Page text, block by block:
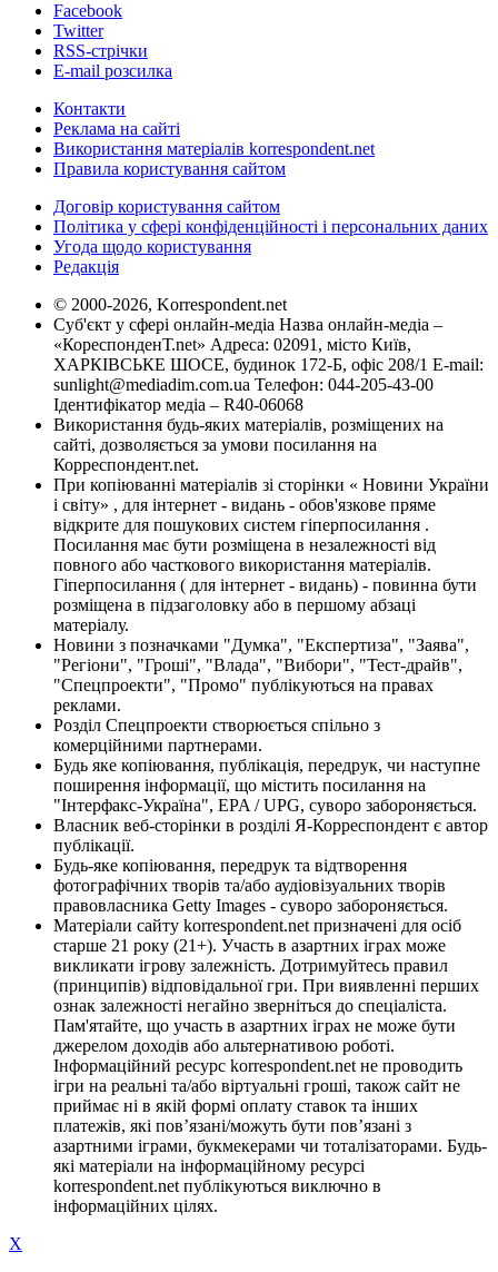
Facebook
Twitter
RSS-стрічки
E-mail розсилка
Контакти
Реклама на сайті
Використання матеріалів korrespondent.net
Правила користування сайтом
Договір користування сайтом
Політика у сфері конфіденційності і персональних даних
Угода щодо користування
Редакція
© 2000-2026, Korrespondent.net
Суб'єкт у сфері онлайн-медіа Назва онлайн-медіа –
«КореспонденТ.net» Адреса: 02091, місто Київ,
ХАРКІВСЬКЕ ШОСЕ, будинок 172-Б, офіс 208/1 E-mail:
sunlight@mediadim.com.ua Телефон: 044-205-43-00
Ідентифікатор медіа – R40-06068
Використання будь-яких матеріалів, розміщених на
сайті, дозволяється за умови посилання на
Корреспондент.net.
При копіюванні матеріалів зі сторінки « Новини України
і світу» , для інтернет - видань - обов'язкове пряме
відкрите для пошукових систем гіперпосилання .
Посилання має бути розміщена в незалежності від
повного або часткового використання матеріалів.
Гіперпосилання ( для інтернет - видань) - повинна бути
розміщена в підзаголовку або в першому абзаці
матеріалу.
Новини з позначками "Думка", "Експертиза", "Заява",
"Регіони", "Гроші", "Влада", "Вибори", "Тест-драйв",
"Спецпроекти", "Промо" публікуються на правах
реклами.
Розділ Спецпроекти створюється спільно з
комерційними партнерами.
Будь яке копіювання, публікація, передрук, чи наступне
поширення інформації, що містить посилання на
"Інтерфакс-Україна", EPA / UPG, суворо забороняється.
Власник веб-сторінки в розділі Я-Корреспондент є автор
публікації.
Будь-яке копіювання, передрук та відтворення
фотографічних творів та/або аудіовізуальних творів
правовласника Getty Images - суворо забороняється.
Матеріали сайту korrespondent.net призначені для осіб
старше 21 року (21+). Участь в азартних іграх може
викликати ігрову залежність. Дотримуйтесь правил
(принципів) відповідальної гри. При виявленні перших
ознак залежності негайно зверніться до спеціаліста.
Пам'ятайте, що участь в азартних іграх не може бути
джерелом доходів або альтернативою роботі.
Інформаційний ресурс korrespondent.net не проводить
ігри на реальні та/або віртуальні гроші, також сайт не
приймає ні в якій формі оплату ставок та інших
платежів, які пов’язані/можуть бути пов’язані з
азартними іграми, букмекерами чи тоталізаторами. Будь-
які матеріали на інформаційному ресурсі
korrespondent.net публікуються виключно в
інформаційних цілях.
X